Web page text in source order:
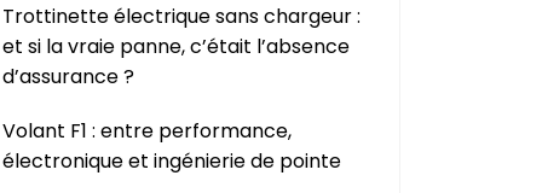
Trottinette électrique sans chargeur :
et si la vraie panne, c’était l’absence
d’assurance ?
Volant F1 : entre performance,
électronique et ingénierie de pointe